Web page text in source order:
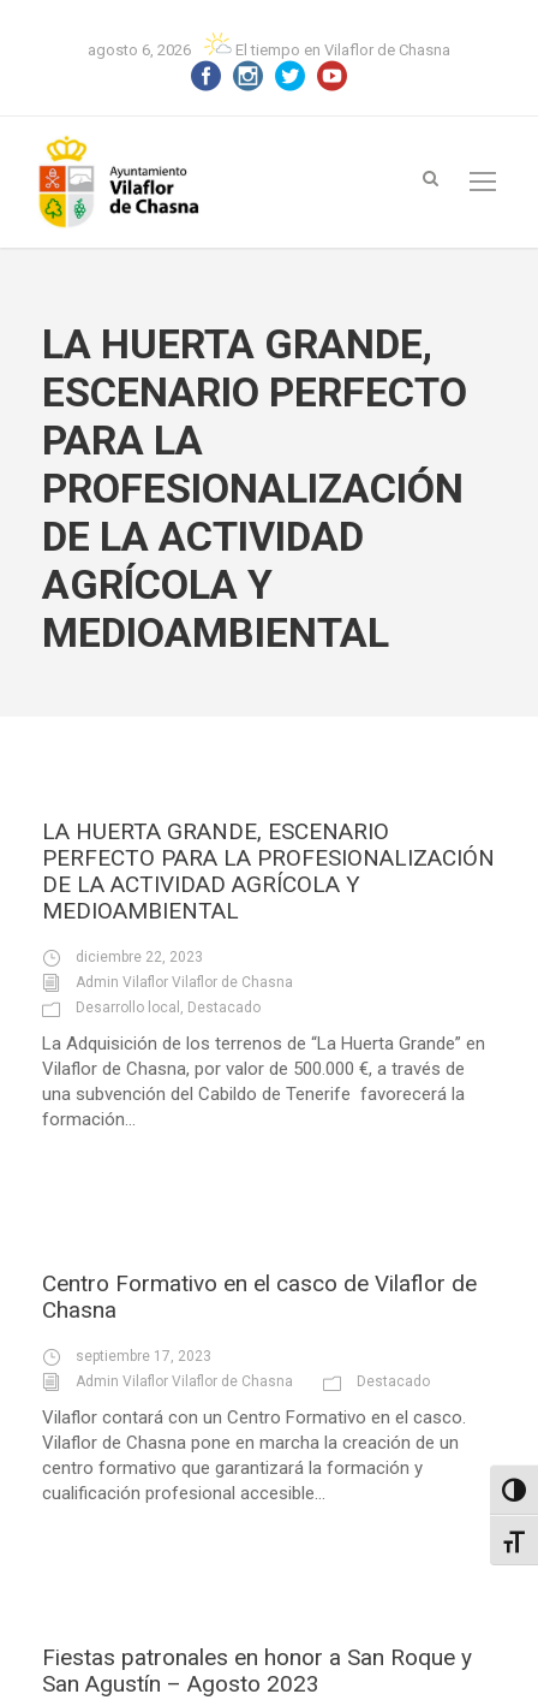
agosto 6, 2026 El tiempo en Vilaflor de Chasna
LA HUERTA GRANDE,
ESCENARIO PERFECTO
PARA LA
PROFESIONALIZACIÓN
DE LA ACTIVIDAD
AGRÍCOLA Y
MEDIOAMBIENTAL
LA HUERTA GRANDE, ESCENARIO
PERFECTO PARA LA PROFESIONALIZACIÓN
DE LA ACTIVIDAD AGRÍCOLA Y
MEDIOAMBIENTAL
diciembre 22, 2023
Admin Vilaflor Vilaflor de Chasna
Desarrollo local , Destacado
La Adquisición de los terrenos de “La Huerta Grande” en
Vilaflor de Chasna, por valor de 500.000 €, a través de
una subvención del Cabildo de Tenerife favorecerá la
formación...
Centro Formativo en el casco de Vilaflor de
Chasna
septiembre 17, 2023
Admin Vilaflor Vilaflor de Chasna
Destacado
Vilaflor contará con un Centro Formativo en el casco.
Vilaflor de Chasna pone en marcha la creación de un
centro formativo que garantizará la formación y
cualificación profesional accesible...
Fiestas patronales en honor a San Roque y
San Agustín – Agosto 2023